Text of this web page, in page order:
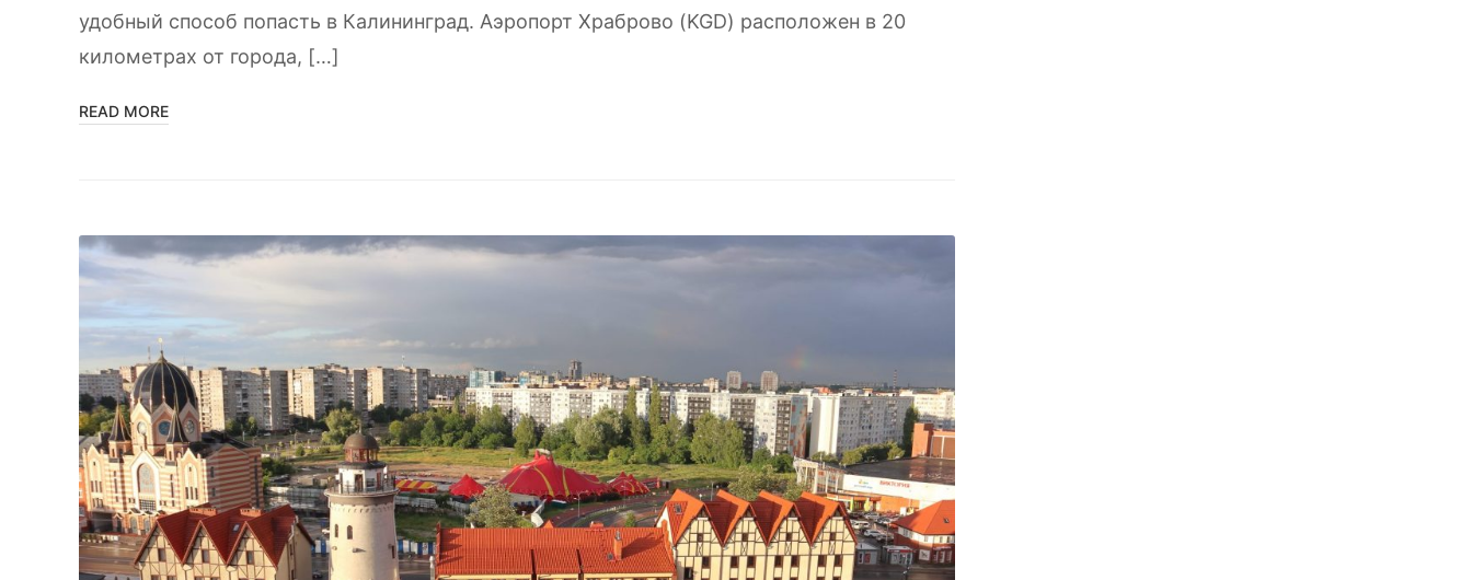
удобный способ попасть в Калининград. Аэропорт Храброво (KGD) расположен в 20
километрах от города, […]
READ MORE